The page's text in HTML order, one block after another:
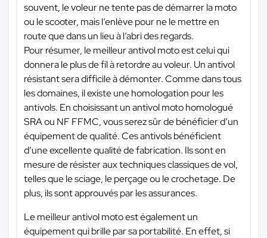
souvent, le voleur ne tente pas de démarrer la moto
ou le scooter, mais l’enlève pour ne le mettre en
route que dans un lieu à l’abri des regards.
Pour résumer, le meilleur antivol moto est celui qui
donnera le plus de fil à retordre au voleur. Un antivol
résistant sera difficile à démonter. Comme dans tous
les domaines, il existe une homologation pour les
antivols. En choisissant un antivol moto homologué
SRA ou NF FFMC, vous serez sûr de bénéficier d’un
équipement de qualité. Ces antivols bénéficient
d’une excellente qualité de fabrication. Ils sont en
mesure de résister aux techniques classiques de vol,
telles que le sciage, le perçage ou le crochetage. De
plus, ils sont approuvés par les assurances.
Le meilleur antivol moto est également un
équipement qui brille par sa portabilité. En effet, si